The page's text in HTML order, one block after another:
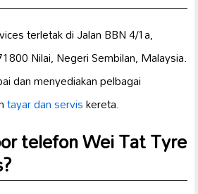
terletak di Jalan BBN 4/1a,
Nilai, Negeri Sembilan, Malaysia.
dan menyediakan pelbagai
tayar dan serviskereta.
telefon Wei Tat Tyre